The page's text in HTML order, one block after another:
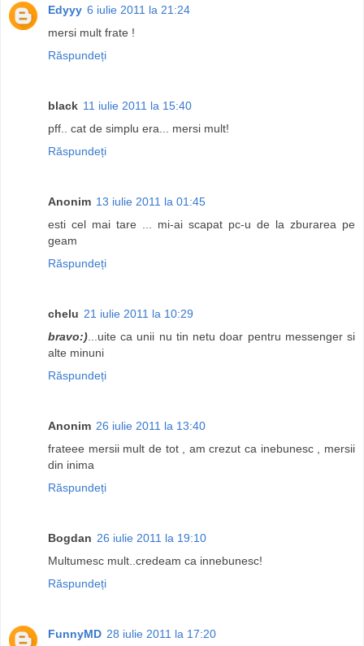
Edyyy 6 iulie 2011 la 21:24
mersi mult frate !
Răspundeți
black 11 iulie 2011 la 15:40
pff.. cat de simplu era... mersi mult!
Răspundeți
Anonim 13 iulie 2011 la 01:45
esti cel mai tare ... mi-ai scapat pc-u de la zburarea pe
geam
Răspundeți
chelu 21 iulie 2011 la 10:29
bravo:)...uite ca unii nu tin netu doar pentru messenger si
alte minuni
Răspundeți
Anonim 26 iulie 2011 la 13:40
frateee mersii mult de tot , am crezut ca inebunesc , mersii
din inima
Răspundeți
Bogdan 26 iulie 2011 la 19:10
Multumesc mult..credeam ca innebunesc!
Răspundeți
FunnyMD 28 iulie 2011 la 17:20